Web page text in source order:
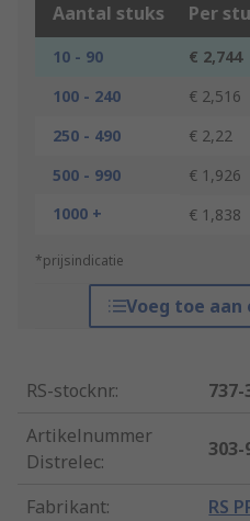
Aantal stuks Per
10 - 90 € 2,744
100 - 240
€ 2,516
250 - 490
€ 2,22
500 - 990
€ 1,926
1000 +
€ 1,838
*prijsindicatie
Voeg toe
RS-stocknr.:
737-
Artikelnummer
Distrelec:
303-
Fabrikant: RS